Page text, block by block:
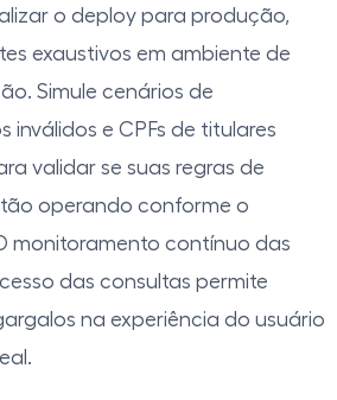
o deploy para produção,
exaustivos em ambiente de
Simule cenários de
inválidos e CPFs de titulares
validar se suas regras de
operando conforme o
monitoramento contínuo das
das consultas permite
na experiência do usuário